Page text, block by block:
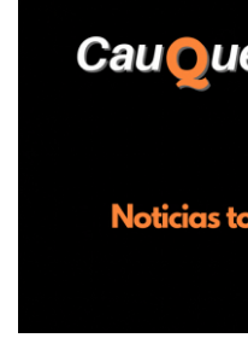
trabajadores, el edil
confrontación, la habría
suelo y agredido con golpes